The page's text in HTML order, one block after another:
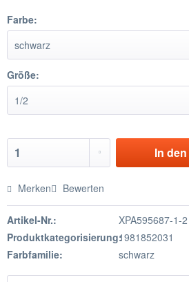
Farbe:
Größe:
In den
Merken Bewerten
Artikel-Nr.:
XPA595687-1-2
Produktkategorisierung:1981852031
Farbfamilie:
schwarz